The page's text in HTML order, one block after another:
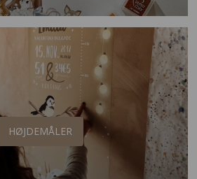
HØJDEMÅLER